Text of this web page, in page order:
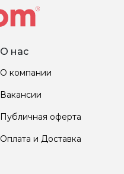
О нас
О компании
Вакансии
Публичная оферта
Оплата и Доставка